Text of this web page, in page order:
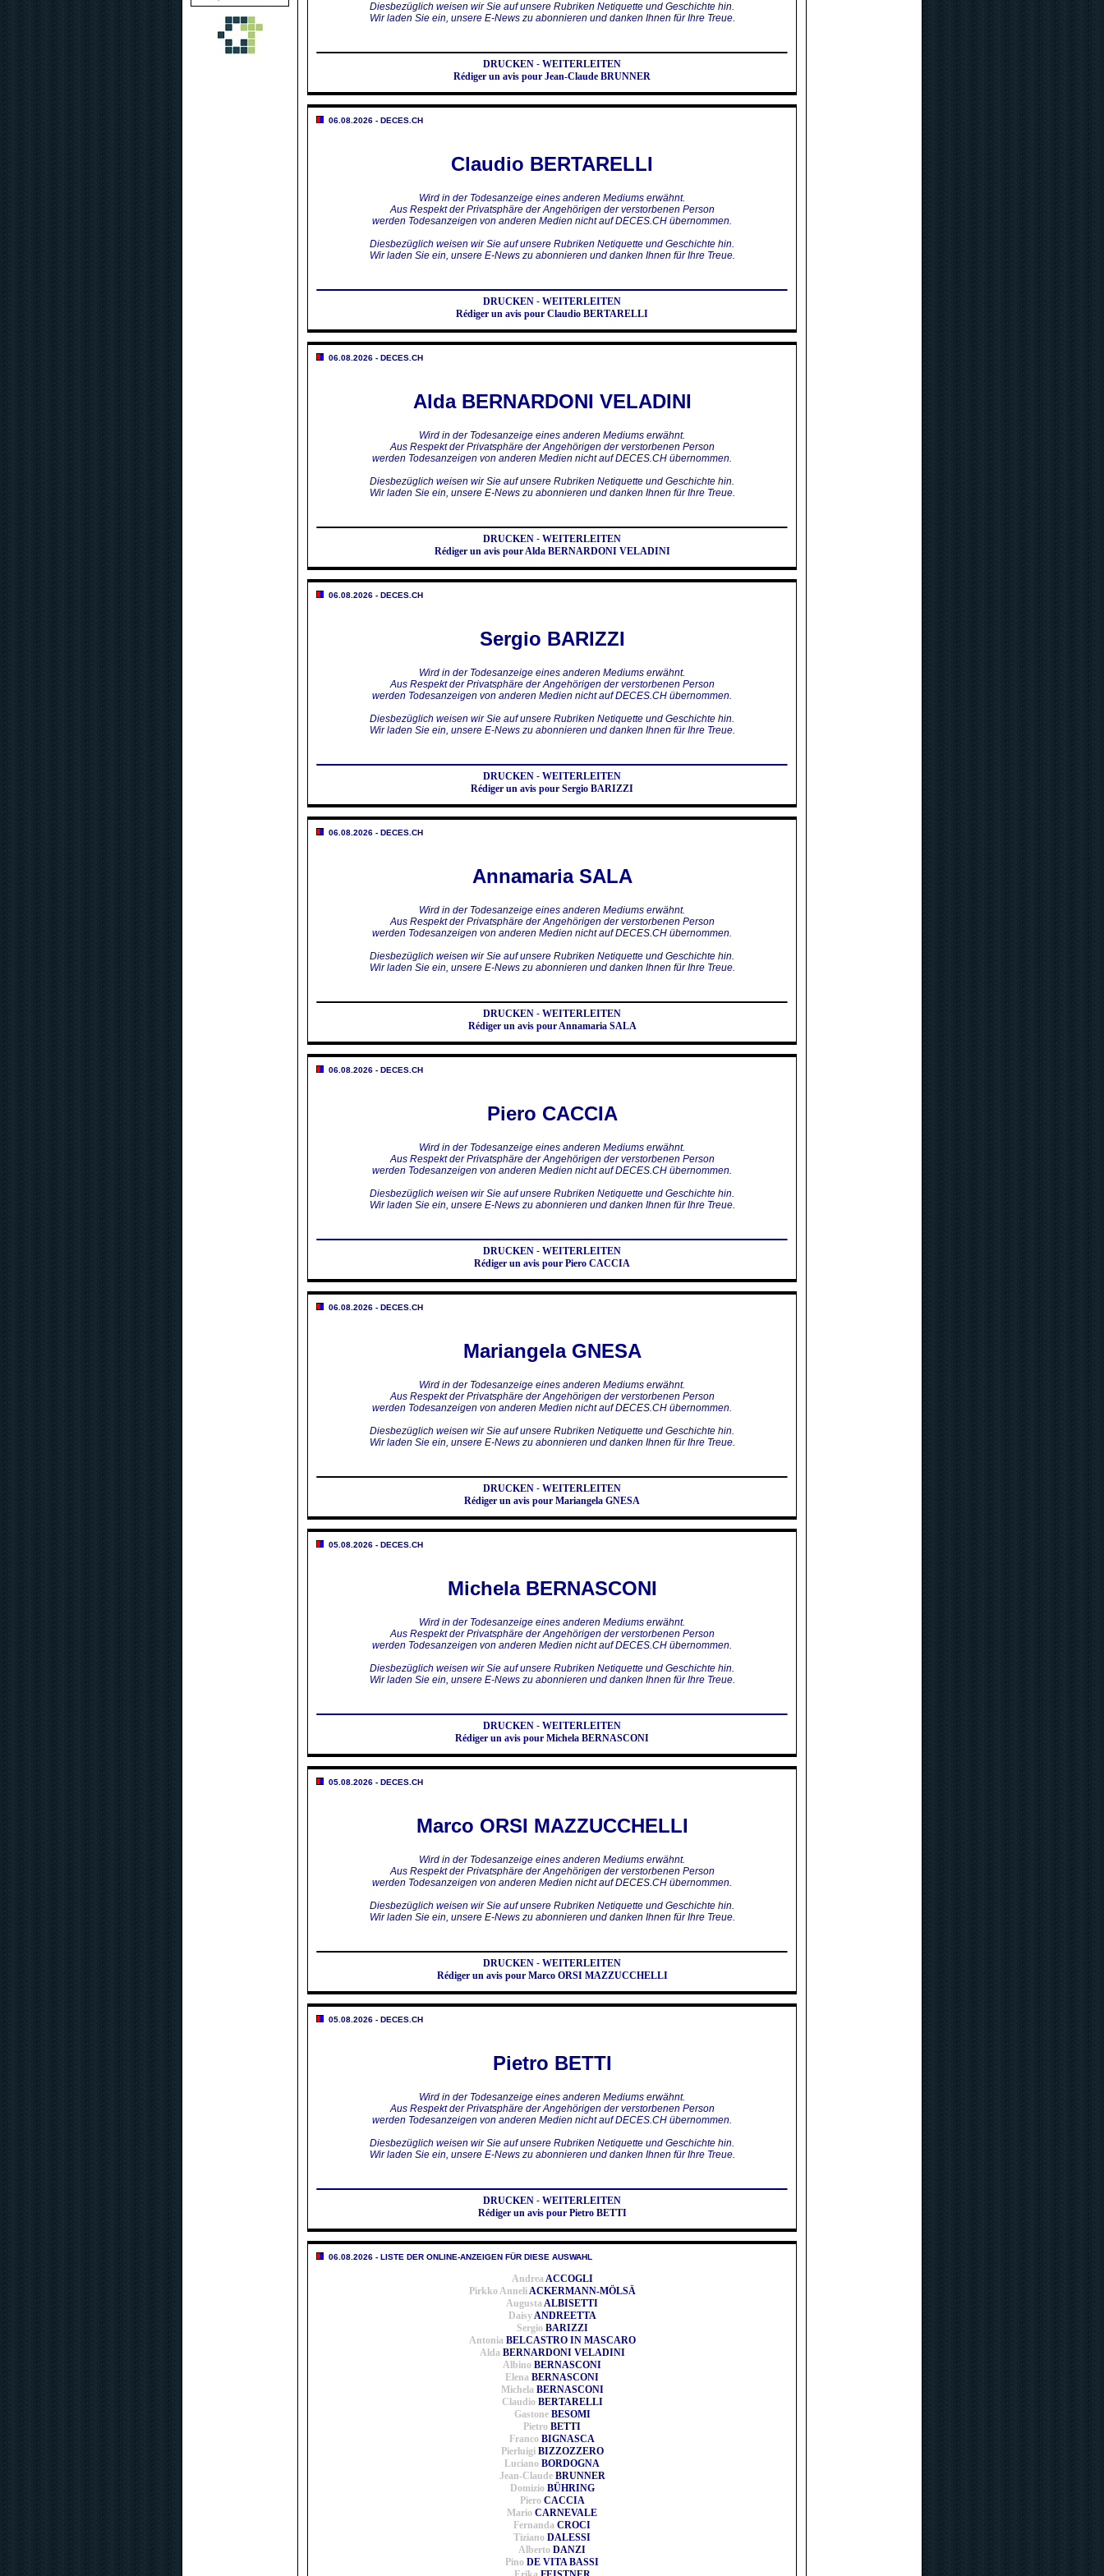
Diesbezüglich weisen wir Sie auf unsere Rubriken Netiquette und Geschichte hin.
Wir laden Sie ein, unsere E-News zu abonnieren und danken Ihnen für Ihre Treue.
DRUCKEN - WEITERLEITEN
Rédiger un avis pour Jean-Claude BRUNNER
06.08.2026 - DECES.CH
Claudio BERTARELLI
Wird in der Todesanzeige eines anderen Mediums erwähnt.
Aus Respekt der Privatsphäre der Angehörigen der verstorbenen Person
werden Todesanzeigen von anderen Medien nicht auf DECES.CH übernommen.
Diesbezüglich weisen wir Sie auf unsere Rubriken Netiquette und Geschichte hin.
Wir laden Sie ein, unsere E-News zu abonnieren und danken Ihnen für Ihre Treue.
DRUCKEN - WEITERLEITEN
Rédiger un avis pour Claudio BERTARELLI
06.08.2026 - DECES.CH
Alda BERNARDONI VELADINI
Wird in der Todesanzeige eines anderen Mediums erwähnt.
Aus Respekt der Privatsphäre der Angehörigen der verstorbenen Person
werden Todesanzeigen von anderen Medien nicht auf DECES.CH übernommen.
Diesbezüglich weisen wir Sie auf unsere Rubriken Netiquette und Geschichte hin.
Wir laden Sie ein, unsere E-News zu abonnieren und danken Ihnen für Ihre Treue.
DRUCKEN - WEITERLEITEN
Rédiger un avis pour Alda BERNARDONI VELADINI
06.08.2026 - DECES.CH
Sergio BARIZZI
Wird in der Todesanzeige eines anderen Mediums erwähnt.
Aus Respekt der Privatsphäre der Angehörigen der verstorbenen Person
werden Todesanzeigen von anderen Medien nicht auf DECES.CH übernommen.
Diesbezüglich weisen wir Sie auf unsere Rubriken Netiquette und Geschichte hin.
Wir laden Sie ein, unsere E-News zu abonnieren und danken Ihnen für Ihre Treue.
DRUCKEN - WEITERLEITEN
Rédiger un avis pour Sergio BARIZZI
06.08.2026 - DECES.CH
Annamaria SALA
Wird in der Todesanzeige eines anderen Mediums erwähnt.
Aus Respekt der Privatsphäre der Angehörigen der verstorbenen Person
werden Todesanzeigen von anderen Medien nicht auf DECES.CH übernommen.
Diesbezüglich weisen wir Sie auf unsere Rubriken Netiquette und Geschichte hin.
Wir laden Sie ein, unsere E-News zu abonnieren und danken Ihnen für Ihre Treue.
DRUCKEN - WEITERLEITEN
Rédiger un avis pour Annamaria SALA
06.08.2026 - DECES.CH
Piero CACCIA
Wird in der Todesanzeige eines anderen Mediums erwähnt.
Aus Respekt der Privatsphäre der Angehörigen der verstorbenen Person
werden Todesanzeigen von anderen Medien nicht auf DECES.CH übernommen.
Diesbezüglich weisen wir Sie auf unsere Rubriken Netiquette und Geschichte hin.
Wir laden Sie ein, unsere E-News zu abonnieren und danken Ihnen für Ihre Treue.
DRUCKEN - WEITERLEITEN
Rédiger un avis pour Piero CACCIA
06.08.2026 - DECES.CH
Mariangela GNESA
Wird in der Todesanzeige eines anderen Mediums erwähnt.
Aus Respekt der Privatsphäre der Angehörigen der verstorbenen Person
werden Todesanzeigen von anderen Medien nicht auf DECES.CH übernommen.
Diesbezüglich weisen wir Sie auf unsere Rubriken Netiquette und Geschichte hin.
Wir laden Sie ein, unsere E-News zu abonnieren und danken Ihnen für Ihre Treue.
DRUCKEN - WEITERLEITEN
Rédiger un avis pour Mariangela GNESA
05.08.2026 - DECES.CH
Michela BERNASCONI
Wird in der Todesanzeige eines anderen Mediums erwähnt.
Aus Respekt der Privatsphäre der Angehörigen der verstorbenen Person
werden Todesanzeigen von anderen Medien nicht auf DECES.CH übernommen.
Diesbezüglich weisen wir Sie auf unsere Rubriken Netiquette und Geschichte hin.
Wir laden Sie ein, unsere E-News zu abonnieren und danken Ihnen für Ihre Treue.
DRUCKEN - WEITERLEITEN
Rédiger un avis pour Michela BERNASCONI
05.08.2026 - DECES.CH
Marco ORSI MAZZUCCHELLI
Wird in der Todesanzeige eines anderen Mediums erwähnt.
Aus Respekt der Privatsphäre der Angehörigen der verstorbenen Person
werden Todesanzeigen von anderen Medien nicht auf DECES.CH übernommen.
Diesbezüglich weisen wir Sie auf unsere Rubriken Netiquette und Geschichte hin.
Wir laden Sie ein, unsere E-News zu abonnieren und danken Ihnen für Ihre Treue.
DRUCKEN - WEITERLEITEN
Rédiger un avis pour Marco ORSI MAZZUCCHELLI
05.08.2026 - DECES.CH
Pietro BETTI
Wird in der Todesanzeige eines anderen Mediums erwähnt.
Aus Respekt der Privatsphäre der Angehörigen der verstorbenen Person
werden Todesanzeigen von anderen Medien nicht auf DECES.CH übernommen.
Diesbezüglich weisen wir Sie auf unsere Rubriken Netiquette und Geschichte hin.
Wir laden Sie ein, unsere E-News zu abonnieren und danken Ihnen für Ihre Treue.
DRUCKEN - WEITERLEITEN
Rédiger un avis pour Pietro BETTI
06.08.2026 - LISTE DER ONLINE-ANZEIGEN FÜR DIESE AUSWAHL
AndreaACCOGLI
Pirkko AnneliACKERMANN-MÖLSÄ
AugustaALBISETTI
DaisyANDREETTA
SergioBARIZZI
AntoniaBELCASTRO IN MASCARO
AldaBERNARDONI VELADINI
Albino BERNASCONI
Elena BERNASCONI
MichelaBERNASCONI
ClaudioBERTARELLI
GastoneBESOMI
Pietro BETTI
Franco BIGNASCA
PierluigiBIZZOZZERO
Luciano BORDOGNA
Jean-ClaudeBRUNNER
DomizioBÜHRING
PieroCACCIA
Mario CARNEVALE
Fernanda CROCI
Tiziano DALESSI
Alberto DANZI
Pino DE VITA BASSI